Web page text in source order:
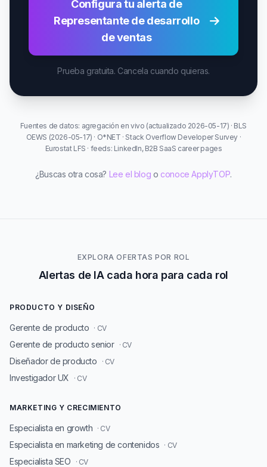
Configura tu alerta de
Representante de desarrollo
de ventas
Prueba gratuita. Cancela cuando quieras.
Fuentes de datos: agregación en vivo (actualizado 2026-05-17) · BLS
OEWS (2026-05-17) · O*NET · Stack Overflow Developer Survey ·
Eurostat LFS · feeds: LinkedIn, B2B SaaS career pages
¿Buscas otra cosa? Lee el blog o conoce ApplyTOP.
EXPLORA OFERTAS POR ROL
Alertas de IA cada hora para cada rol
PRODUCTO Y DISEÑO
Gerente de producto · CV
Gerente de producto senior · CV
Diseñador de producto · CV
Investigador UX · CV
MARKETING Y CRECIMIENTO
Especialista en growth · CV
Especialista en marketing de contenidos · CV
Especialista SEO · CV